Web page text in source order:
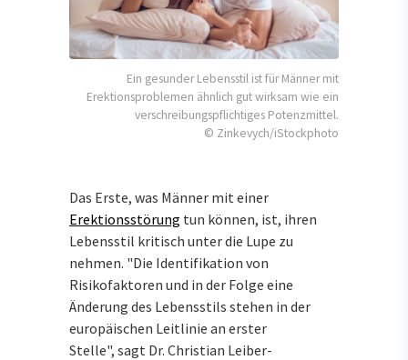
Ein gesunder Lebensstil ist für Männer mit
Erektionsproblemen ähnlich gut wirksam wie ein
verschreibungspflichtiges Potenzmittel.
© Zinkevych/iStockphoto
Das Erste, was Männer mit einer
Erektionsstörung tun können, ist, ihren
Lebensstil kritisch unter die Lupe zu
nehmen. "Die Identifikation von
Risikofaktoren und in der Folge eine
Änderung des Lebensstils stehen in der
europäischen Leitlinie an erster
Stelle", sagt Dr. Christian Leiber-